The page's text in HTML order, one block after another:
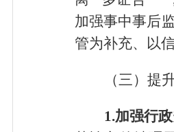
加强事中事后
管为补充、以
（三）提
1.加强行